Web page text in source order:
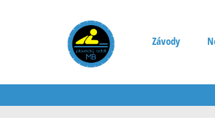
Závody